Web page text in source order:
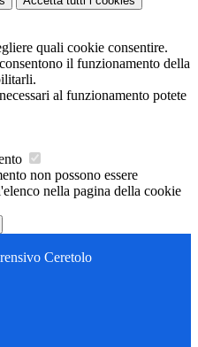
quali cookie consentire.
il funzionamento della
al funzionamento potete
non possono essere
nella pagina della cookie
Ceretolo